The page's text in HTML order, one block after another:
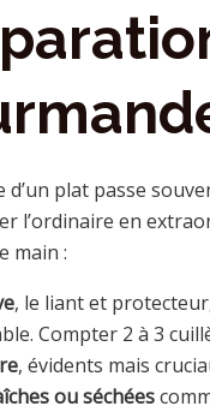
d’un plat passe
l’ordinaire en
main :
, le liant et
Compter 2 à 3
, évidents mais
ou séchées